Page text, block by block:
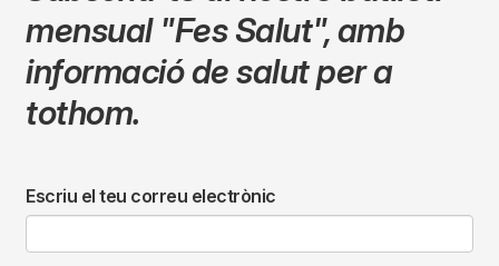
mensual "Fes Salut",amb
informació de salut per a
tothom.
Escriu el teu correu electrònic